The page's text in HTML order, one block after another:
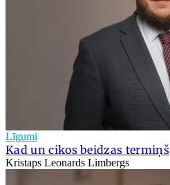
Līgumi
Kad un cikos beidzas termiņš
Kristaps Leonards Limbergs